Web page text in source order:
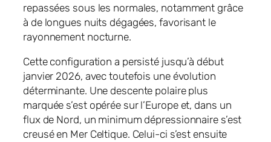
repassées sous les normales, notamment grâce
à de longues nuits dégagées, favorisant le
rayonnement nocturne.
Cette configuration a persisté jusqu’à début
janvier 2026, avec toutefois une évolution
déterminante. Une descente polaire plus
marquée s’est opérée sur l’Europe et, dans un
flux de Nord, un minimum dépressionnaire s’est
creusé en Mer Celtique. Celui-ci s’est ensuite